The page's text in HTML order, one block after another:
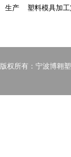
生产
塑料模具加工
版权所有：宁波博翱